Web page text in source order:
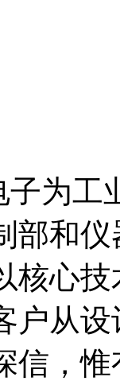
为工
部和
核心
户从
信，